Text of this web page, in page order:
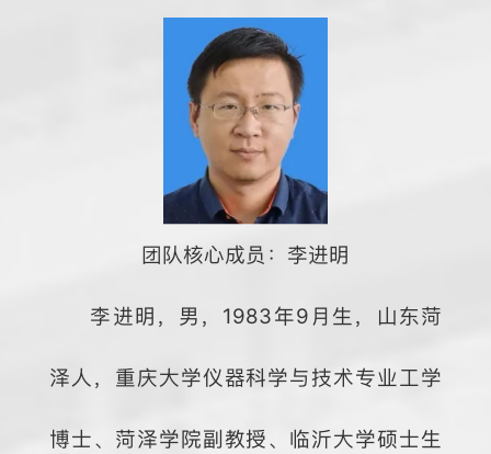
团队核心成员：李进明
李进明，男，1983年9月生，山东菏
泽人，重庆大学仪器科学与技术专业工学
博士、菏泽学院副教授、临沂大学硕士生